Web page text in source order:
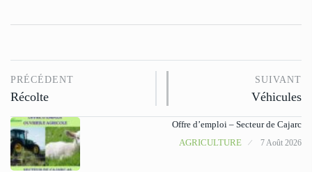
PRÉCÉDENT
Récolte
SUIVANT
Véhicules
Offre d’emploi – Secteur de Cajarc
AGRICULTURE
7 Août 2026